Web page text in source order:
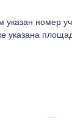
номер
указана